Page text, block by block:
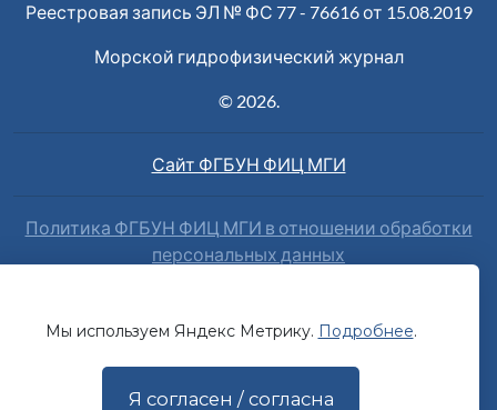
Реестровая запись ЭЛ № ФС 77 - 76616 от 15.08.2019
Морской гидрофизический журнал
© 2026.
Сайт ФГБУН ФИЦ МГИ
Политика ФГБУН ФИЦ МГИ в отношении обработки
персональных данных
Метрика. Продолжая работу с сайтом вы даете
Мы используем Яндекс Метрику. Подробнее.
Я согласен / согласна